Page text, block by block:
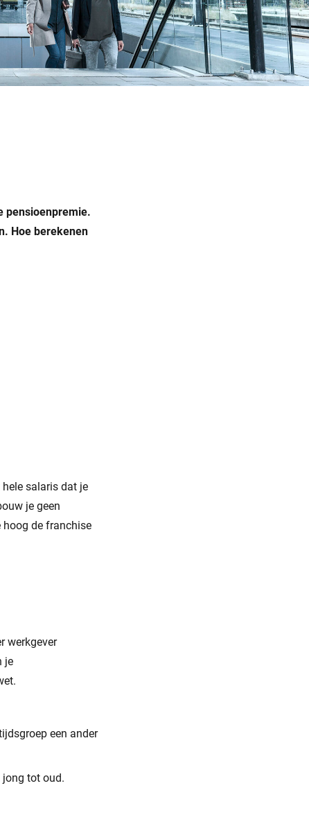
pensioenpremie.
Hoe berekenen
salaris dat je
je geen
hoog de franchise
werkgever
je
een ander
jong tot oud.